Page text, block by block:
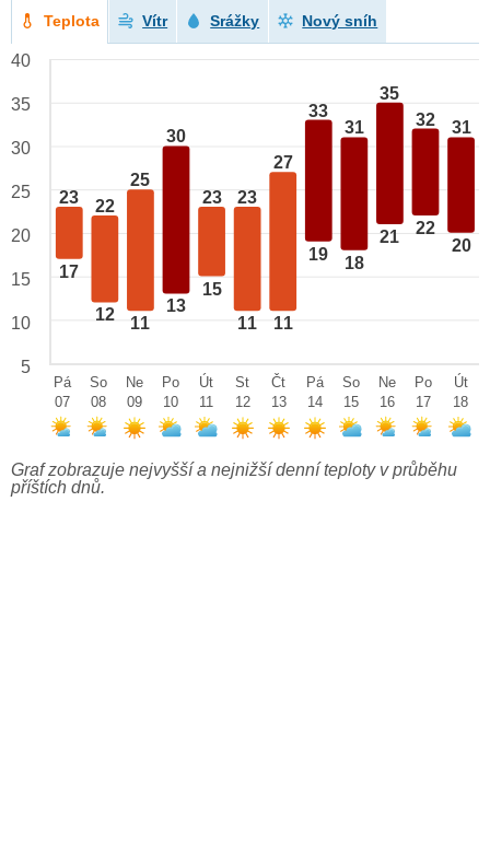
Teplota Vítr Srážky Nový sníh
23
17
22
12
25
11
30
13
23
15
23
11
27
11
33
19
31
18
35
21
32
22
31
20
40
35
30
25
20
15
10
5
Pá
07
So
08
Ne
09
Po
10
Út
11
St
12
Čt
13
Pá
14
So
15
Ne
16
Po
17
Út
18
Graf zobrazuje nejvyšší a nejnižší denní teploty v průběhu
příštích dnů.